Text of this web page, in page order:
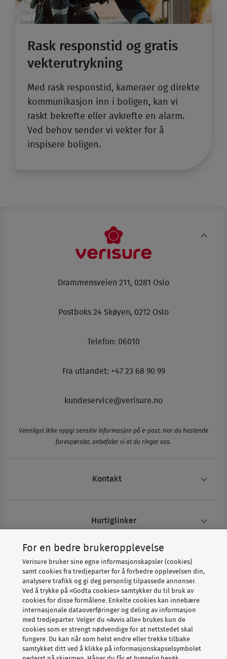
Rask respons­tid og gratis
vekter­utrykning
Med rask respons­tid, kameraer og direkte
kommunikasjon inn i boligen, kan vi
raskt bekrefte eller avkrefte en alarm.
Ved behov sender vi vekter for å
inspisere boligen.
Drammensveien 211, 0281 Oslo
Postboks 24 Skøyen, 0212 Oslo
Telefon: 06010
Fra utlandet: +47 23 68 90 99
kundeservice@verisure.no
Vennligst ikke oppgi sensitiv informasjon på e-post. Har du hastende
forespørsler, anbefaler vi at du ringer oss.
Kontakt
Hurtiglinker
Om Verisure
Copyright © Verisure 2026
For en bedre brukeropplevelse
Verisure bruker sine egne informasjonskapsler (cookies)
samt cookies fra tredjeparter for å forbedre opplevelsen din,
analysere trafikk og gi deg personlig tilpassede annonser.
Ved å trykke på «Godta cookies» samtykker du til bruk av
cookies for disse formålene. Enkelte cookies kan innebære
internasjonale dataoverføringer og deling av informasjon
med tredjeparter. Velger du «Avvis alle» brukes kun de
cookies som er strengt nødvendige for at nettstedet skal
fungere. Du kan når som helst endre eller trekke tilbake
samtykket ditt ved å klikke på informasjonskapselsymbolet